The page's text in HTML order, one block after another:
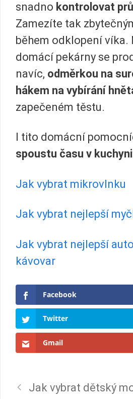
snadno kontrolovat
Zamezíte tak
během odklopení víka.
domácí pekárny se
navíc, odměrkou na
hákem na vybírání
zapečeném těstu.
I tito domácní
spoustu času v
Jak vybrat mikrovlnku
Jak vybrat nejlepší
Jak vybrat nejlepší
kávovar
Facebook
Twitter
Gmail
Jak vybrat dětský